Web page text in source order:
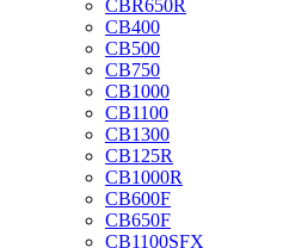
CBR650R
CB400
CB500
CB750
CB1000
CB1100
CB1300
CB125R
CB1000R
CB600F
CB650F
CB1100SFX